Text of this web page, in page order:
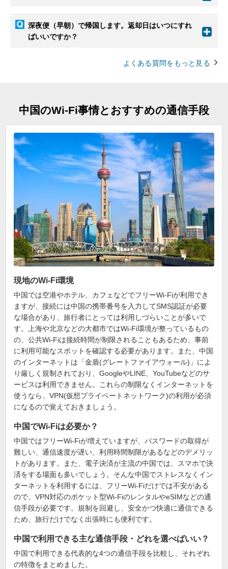
深夜便（早朝）で帰国します。返却日はいつにすれ
ばいいですか？
よくある質問をもっと見る
中国のWi-Fi事情とおすすめの通信手段
現地のWi-Fi環境
中国では空港やホテル、カフェなどでフリーWi-Fiが利用でき
ますが、接続には中国の携帯番号を入力してSMS認証が必要
な場合があり、旅行者にとっては利用しづらいことが多いで
す。上海や北京などの大都市ではWi-Fi環境が整っているもの
の、公共Wi-Fiは接続時間が制限されることもあるため、事前
に利用可能なスポットを確認する必要があります。また、中国
のインターネットは「金盾(グレートファイアウォール)」によ
り厳しく規制されており、GoogleやLINE、YouTubeなどのサ
ービスは利用できません。これらの制限なくインターネットを
使うなら、VPN(仮想プライベートネットワーク)の利用が必須
になるので覚えておきましょう。
中国でWi-Fiは必要か？
中国ではフリーWi-Fiが増えていますが、パスワードの取得が
難しい、通信速度が遅い、利用時間制限があるなどのデメリッ
トがあります。また、電子決済が主流の中国では、スマホで決
済をする場面も多いでしょう。そんな中国でストレスなくイン
ターネットを利用するには、フリーWi-Fiだけでは不安がある
ので、VPN対応のポケット型Wi-FiのレンタルやeSIMなどの通
信手段が必要です。規制を回避し、安全かつ快適に通信できる
ため、旅行だけでなく出張時にも便利です。
中国で利用できる主な通信手段・どれを選べばいい？
中国で利用できる代表的な4つの通信手段を比較し、それぞれ
の特徴をまとめました。